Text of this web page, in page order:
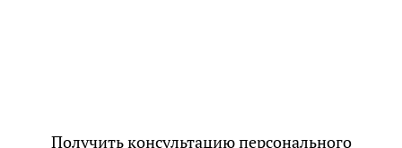
Получить консультацию персонального